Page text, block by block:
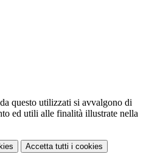
questo utilizzati si avvalgono di
ed utili alle finalità illustrate nella
Accetta tutti i cookies